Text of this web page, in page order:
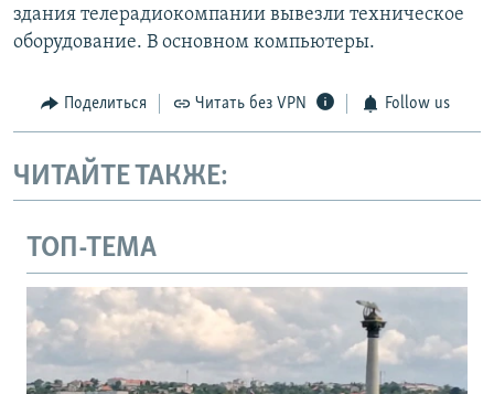
здания телерадиокомпании вывезли техническое
оборудование. В основном компьютеры.
Поделиться Читать без VPN Follow us
ЧИТАЙТЕ ТАКЖЕ:
ТОП-ТЕМА